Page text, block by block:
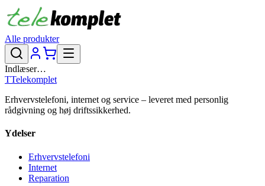
Alle produkter
Indlæser…
TTelekomplet
Erhvervstelefoni, internet og service – leveret med personlig
rådgivning og høj driftssikkerhed.
Ydelser
Erhvervstelefoni
Internet
Reparation